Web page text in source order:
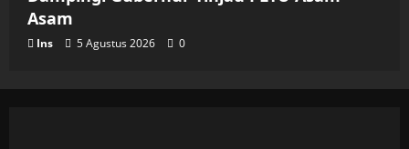
Asam
Ins 5 Agustus 2026 0